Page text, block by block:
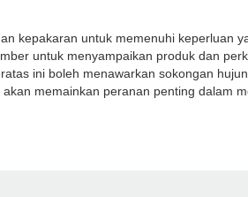
kepakaran untuk memenuhi keperluan
untuk menyampaikan produk dan
ini boleh menawarkan sokongan
memainkan peranan penting dalam